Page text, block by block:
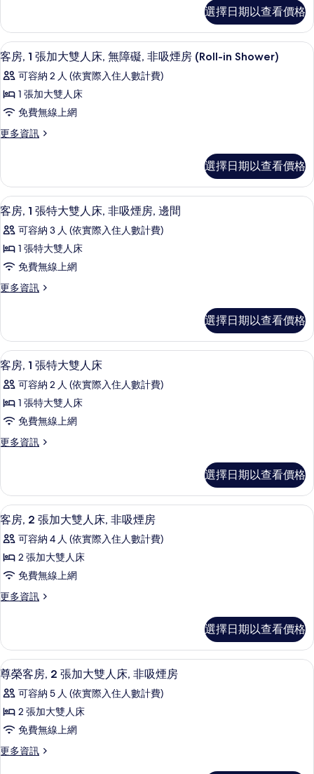
片
煙
房
的
所
有
相
片
煙
的
詳
情
大
雙
人
床,
無
障
礙,
煙
房
的
所
有
相
片
2
張
加
雙
人
無
障
礙,
煙
的
詳
情
選擇日期以查看價格
顯
示
客
房,
張
大
雙
人
床,
無
障
礙,
煙
房
(Roll-
in
Shower)
的
所
片
客房內保險箱、書桌、筆電工作空間
3
客房, 1 張加大雙人床, 無障礙, 非吸煙房 (Roll-in Shower)
可容納 2 人 (依實際入住人數計費)
1 張加大雙人床
免費無線上網
更多資訊
更
1
張
加
雙
人
無
障
礙,
煙
(Roll-
in
Shower)
的
詳
情
選擇日期以查看價格
顯
示
客
房,
張
大
雙
人
床,
非
吸
煙
間
的
所
有
相
片
客房內保險箱、書桌、筆電工作空間
2
客房, 1 張特大雙人床, 非吸煙房, 邊間
可容納 3 人 (依實際入住人數計費)
1 張特大雙人床
免費無線上網
更多資訊
更
1
張
特
雙
人
非
吸
煙
間
詳
情
選擇日期以查看價格
顯
示
客
房,
張
大
雙
人
床
的
所
有
客房內保險箱、書桌、筆電工作空間
3
客房, 1 張特大雙人床
可容納 2 人 (依實際入住人數計費)
1 張特大雙人床
免費無線上網
更多資訊
更
1
張
特
雙
人
的
詳
情
選擇日期以查看價格
顯
示
客
房,
張
大
雙
人
床,
非
吸
煙
客房內保險箱、書桌、筆電工作空間
6
客房, 2 張加大雙人床, 非吸煙房
可容納 4 人 (依實際入住人數計費)
2 張加大雙人床
免費無線上網
更多資訊
更
2
張
加
大
雙
人
非
吸
煙
選擇日期以查看價格
顯
示
尊
榮
房,
客房內保險箱、書桌、筆電工作空間
4
尊榮客房, 2 張加大雙人床, 非吸煙房
可容納 5 人 (依實際入住人數計費)
2 張加大雙人床
免費無線上網
更多資訊
更